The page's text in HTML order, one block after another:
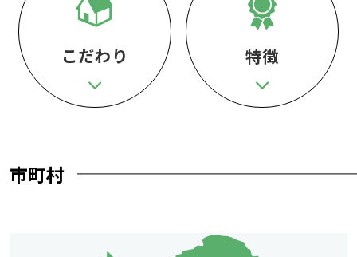
こだわり 特徴
市町村